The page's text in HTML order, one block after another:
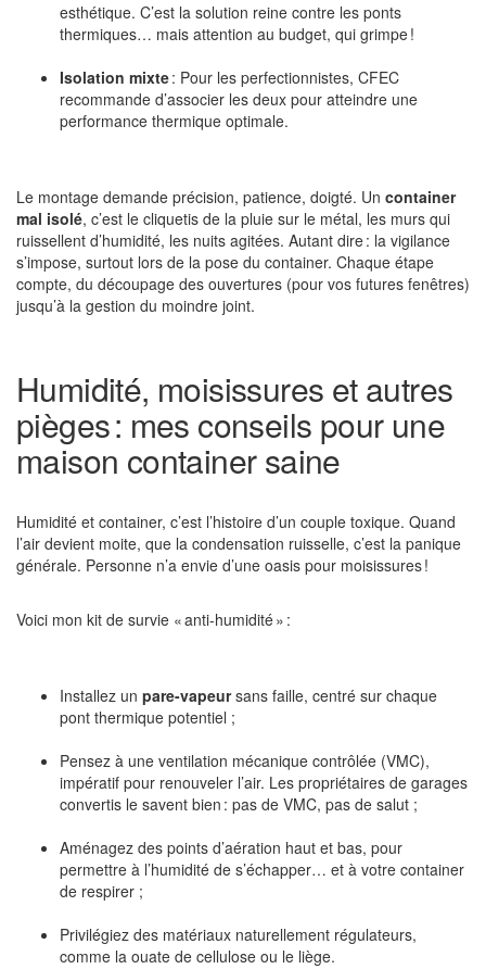
esthétique. C’est la solution reine contre les ponts
thermiques… mais attention au budget, qui grimpe !
Isolation mixte: Pour les perfectionnistes, CFEC
recommande d’associer les deux pour atteindre une
performance thermique optimale.
Le montage demande précision, patience, doigté. Un container
mal isolé, c’est le cliquetis de la pluie sur le métal, les murs qui
ruissellent d’humidité, les nuits agitées. Autant dire : la vigilance
s’impose, surtout lors de la pose du container. Chaque étape
compte, du découpage des ouvertures (pour vos futures fenêtres)
jusqu’à la gestion du moindre joint.
Humidité, moisissures et autres
pièges : mes conseils pour une
maison container saine
Humidité et container, c’est l’histoire d’un couple toxique. Quand
l’air devient moite, que la condensation ruisselle, c’est la panique
générale. Personne n’a envie d’une oasis pour moisissures !
Voici mon kit de survie « anti-humidité » :
Installez un pare-vapeursans faille, centré sur chaque
pont thermique potentiel ;
Pensez à une ventilation mécanique contrôlée (VMC),
impératif pour renouveler l’air. Les propriétaires de garages
convertis le savent bien : pas de VMC, pas de salut ;
Aménagez des points d’aération haut et bas, pour
permettre à l’humidité de s’échapper… et à votre container
de respirer ;
Privilégiez des matériaux naturellement régulateurs,
comme la ouate de cellulose ou le liège.